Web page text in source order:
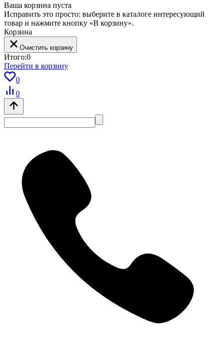
Ваша корзина пуста
Исправить это просто: выберите в каталоге интересующий
товар и нажмите кнопку «В корзину».
Корзина
Очистить корзину
Итого:0
Перейти в корзину
0
0